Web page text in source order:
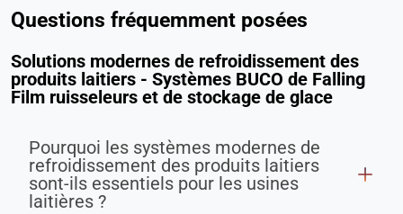
Questions fréquemment posées
Solutions modernes de refroidissement des
produits laitiers - Systèmes BUCO de Falling
Film ruisseleurs et de stockage de glace
Pourquoi les systèmes modernes de
refroidissement des produits laitiers
sont-ils essentiels pour les usines
laitières ?